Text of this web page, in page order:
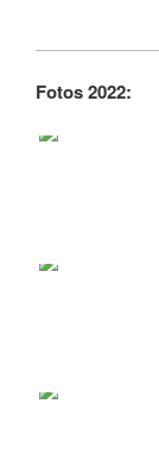
Fotos 2022: